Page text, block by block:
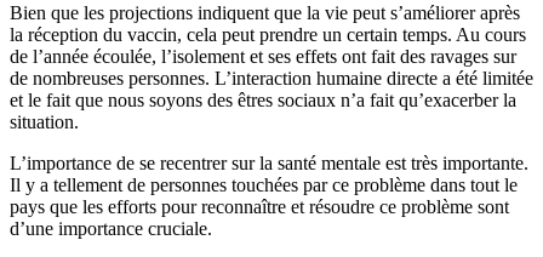
Bien que les projections indiquent que la vie peut s’améliorer après
la réception du vaccin, cela peut prendre un certain temps. Au cours
de l’année écoulée, l’isolement et ses effets ont fait des ravages sur
de nombreuses personnes. L’interaction humaine directe a été limitée
et le fait que nous soyons des êtres sociaux n’a fait qu’exacerber la
situation.
L’importance de se recentrer sur la santé mentale est très importante.
Il y a tellement de personnes touchées par ce problème dans tout le
pays que les efforts pour reconnaître et résoudre ce problème sont
d’une importance cruciale.